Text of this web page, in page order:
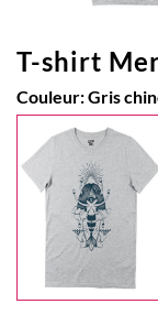
T-shirt
Couleur:Gris